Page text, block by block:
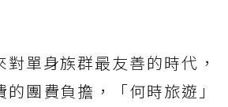
單身族群最友善的時代，
團費負擔，「何時旅遊」